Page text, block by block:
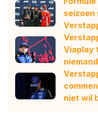
seizoen
Viaplay
niet wil